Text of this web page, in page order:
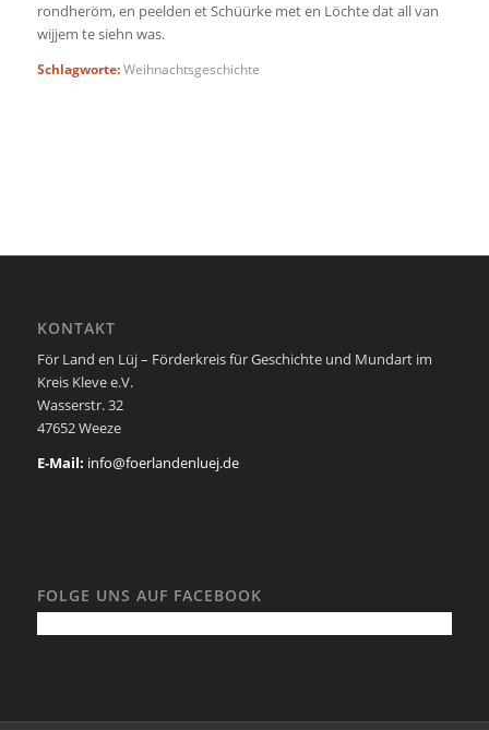
rondheröm, en peelden et Schüürke met en Löchte dat all van
wijjem te siehn was.
Schlagworte: Weihnachtsgeschichte
KONTAKT
För Land en Lüj – Förderkreis für Geschichte und Mundart im
Kreis Kleve e.V.
Wasserstr. 32
47652 Weeze
E-Mail: info@foerlandenluej.de
FOLGE UNS AUF FACEBOOK